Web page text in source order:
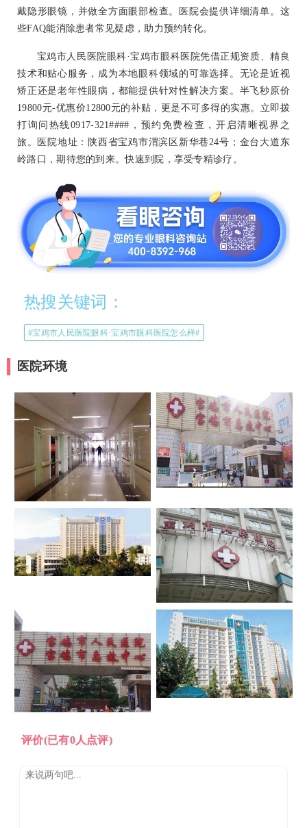
戴隐形眼镜，并做全方面眼部检查。医院会提供详细清单。这
些FAQ能消除患者常见疑虑，助力预约转化。
宝鸡市人民医院眼科·宝鸡市眼科医院凭借正规资质、精良
技术和贴心服务，成为本地眼科领域的可靠选择。无论是近视
矫正还是老年性眼病，都能提供针对性解决方案。半飞秒原价
19800元-优惠价12800元的补贴，更是不可多得的实惠。立即拨
打询问热线0917-321####，预约免费检查，开启清晰视界之
旅。医院地址：陕西省宝鸡市渭滨区新华巷24号；金台大道东
岭路口，期待您的到来。快速到院，享受专精诊疗。
热搜关键词：
#宝鸡市人民医院眼科·宝鸡市眼科医院怎么样#
医院环境
评价(已有0人点评)